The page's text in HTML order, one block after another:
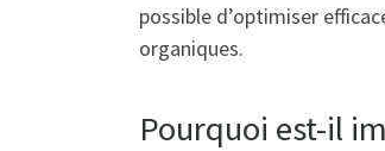
possible d’optimiser
organiques.
Pourquoi est-il